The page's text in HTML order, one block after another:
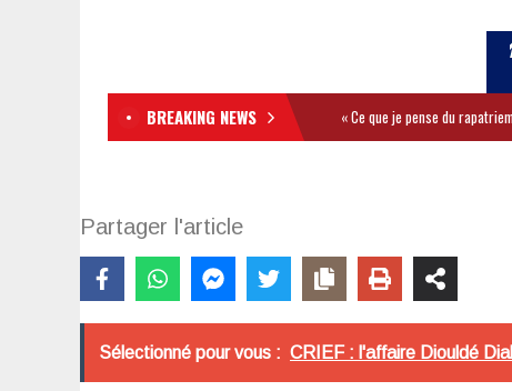
BREAKING NEWS « Ce que je pense du
Partager l'article
Sélectionné pour vous : CRIEF : l'affaire Diouldé